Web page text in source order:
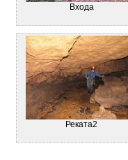
Входа
Реката2